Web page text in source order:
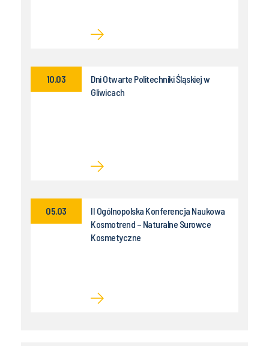
Dni Otwarte Politechniki Śląskiej w
Gliwicach
10.03
II Ogólnopolska Konferencja Naukowa
Kosmotrend – Naturalne Surowce
Kosmetyczne
05.03